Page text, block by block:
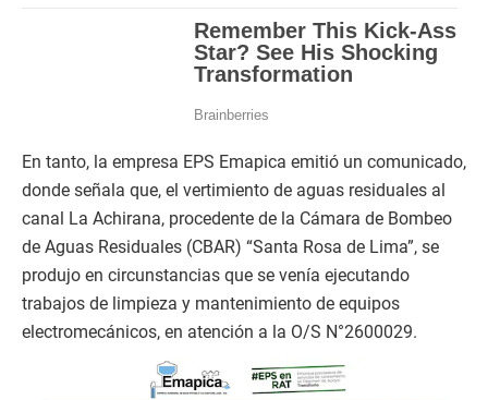
En tanto, la empresa EPS Emapica emitió un comunicado,
donde señala que, el vertimiento de aguas residuales al
canal La Achirana, procedente de la Cámara de Bombeo
de Aguas Residuales (CBAR) “Santa Rosa de Lima”, se
produjo en circunstancias que se venía ejecutando
trabajos de limpieza y mantenimiento de equipos
electromecánicos, en atención a la O/S N°2600029.